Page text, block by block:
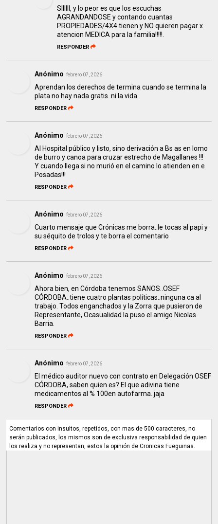
SIIIIII, y lo peor es que los escuchas
AGRANDANDOSE y contando cuantas
PROPIEDADES/4X4 tienen y NO quieren pagar x
atencion MEDICA para la familia!!!!!.
RESPONDER
Anónimo febrero 07, 2026
Aprendan los derechos de termina cuando se termina la
plata.no hay nada gratis .ni la vida.
RESPONDER
Anónimo febrero 07, 2026
Al Hospital público y listo, sino derivación a Bs as en lomo
de burro y canoa para cruzar estrecho de Magallanes !!!
Y cuando llega si no murió en el camino lo atienden en e
Posadas!!!
RESPONDER
Anónimo febrero 07, 2026
Cuarto mensaje que Crónicas me borra..le tocas al papi y
su séquito de trolos y te borra el comentario
RESPONDER
Anónimo febrero 07, 2026
Ahora bien, en Córdoba tenemos SANOS..OSEF
CÓRDOBA..tiene cuatro plantas políticas..ninguna ca al
trabajo. Todos enganchados y la Zorra que pusieron de
Representante, Ocasualidad la puso el amigo Nicolas
Barria.
RESPONDER
Anónimo febrero 07, 2026
El médico auditor nuevo con contrato en Delegación OSEF
CÓRDOBA, saben quien es? El que adivina tiene
medicamentos al % 100en autofarma..jaja
RESPONDER
Comentarios con insultos, repetidos, con mas de 500 caracteres, no
serán publicados, los mismos son de exclusiva responsabilidad de quien
los realiza y no representan, estos la opinión de Cronicas Fueguinas.